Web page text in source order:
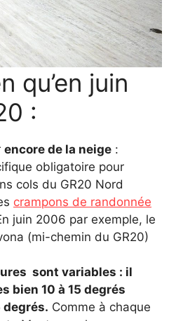
qu’en juin
:
encore de la neige :
obligatoire pour
cols du GR20 Nord
crampons de randonnée
juin 2006 par exemple, le
(mi-chemin du GR20)
sont variables : il
bien 10 à 15 degrés
degrés. Comme à chaque